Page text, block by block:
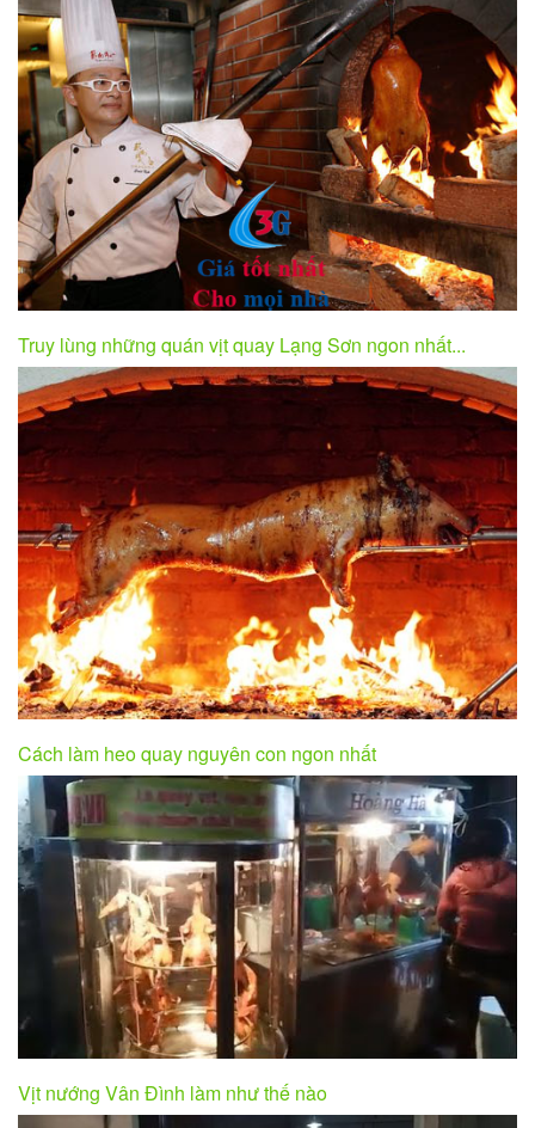
Truy lùng những quán vịt quay Lạng Sơn ngon nhất...
Cách làm heo quay nguyên con ngon nhất
Vịt nướng Vân Đình làm như thế nào